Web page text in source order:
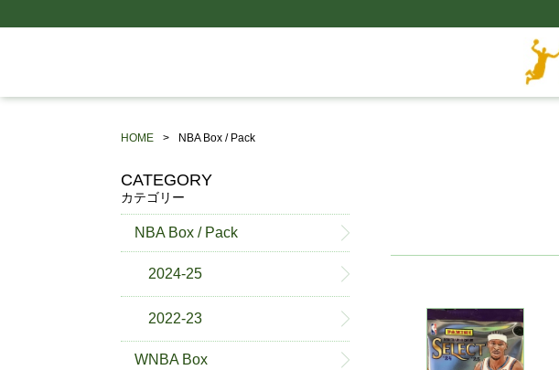
HOME NBA Box / Pack
CATEGORY
カテゴリー
NBA Box / Pack
2024-25
2022-23
WNBA Box